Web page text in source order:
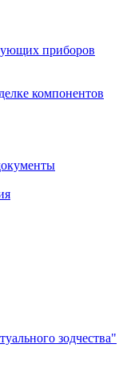
приборов
компонентов
зодчества"